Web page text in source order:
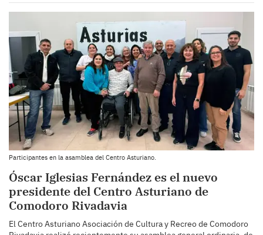
Participantes en la asamblea del Centro Asturiano.
Óscar Iglesias Fernández es el nuevo
presidente del Centro Asturiano de
Comodoro Rivadavia
El Centro Asturiano Asociación de Cultura y Recreo de Comodoro